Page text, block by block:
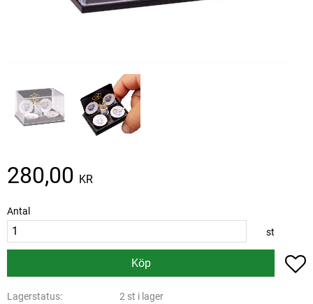
280,00 KR
Antal
st
Köp
Lagerstatus
2 st i lager